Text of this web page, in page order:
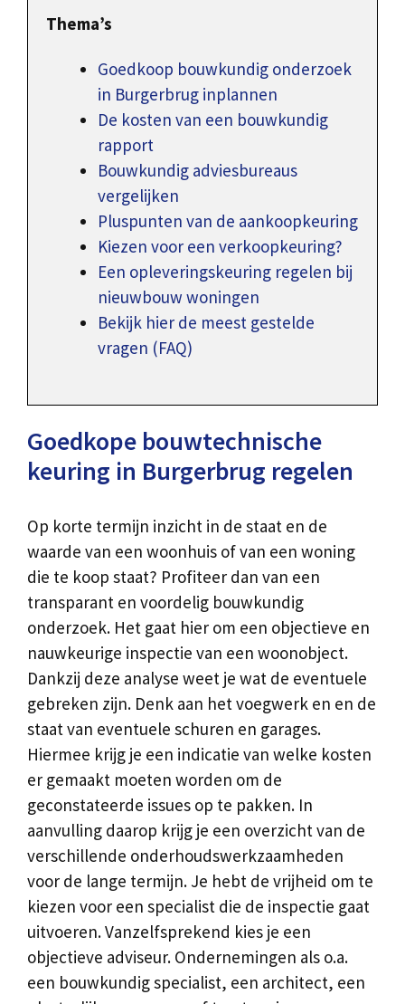
Thema’s
Goedkoop bouwkundig onderzoek
in Burgerbrug inplannen
De kosten van een bouwkundig
rapport
Bouwkundig adviesbureaus
vergelijken
Pluspunten van de aankoopkeuring
Kiezen voor een verkoopkeuring?
Een opleveringskeuring regelen bij
nieuwbouw woningen
Bekijk hier de meest gestelde
vragen (FAQ)
Goedkope bouwtechnische
keuring in Burgerbrug regelen
Op korte termijn inzicht in de staat en de
waarde van een woonhuis of van een woning
die te koop staat? Profiteer dan van een
transparant en voordelig bouwkundig
onderzoek. Het gaat hier om een objectieve en
nauwkeurige inspectie van een woonobject.
Dankzij deze analyse weet je wat de eventuele
gebreken zijn. Denk aan het voegwerk en en de
staat van eventuele schuren en garages.
Hiermee krijg je een indicatie van welke kosten
er gemaakt moeten worden om de
geconstateerde issues op te pakken. In
aanvulling daarop krijg je een overzicht van de
verschillende onderhoudswerkzaamheden
voor de lange termijn. Je hebt de vrijheid om te
kiezen voor een specialist die de inspectie gaat
uitvoeren. Vanzelfsprekend kies je een
objectieve adviseur. Ondernemingen als o.a.
een bouwkundig specialist, een architect, een